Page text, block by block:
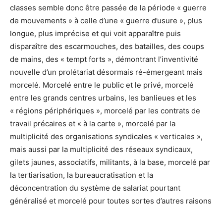
classes semble donc être passée de la période « guerre
de mouvements » à celle d’une « guerre d’usure », plus
longue, plus imprécise et qui voit apparaître puis
disparaître des escarmouches, des batailles, des coups
de mains, des « tempt forts », démontrant l’inventivité
nouvelle d’un prolétariat désormais ré-émergeant mais
morcelé. Morcelé entre le public et le privé, morcelé
entre les grands centres urbains, les banlieues et les
« régions périphériques », morcelé par les contrats de
travail précaires et « à la carte », morcelé par la
multiplicité des organisations syndicales « verticales »,
mais aussi par la multiplicité des réseaux syndicaux,
gilets jaunes, associatifs, militants, à la base, morcelé par
la tertiarisation, la bureaucratisation et la
déconcentration du système de salariat pourtant
généralisé et morcelé pour toutes sortes d’autres raisons